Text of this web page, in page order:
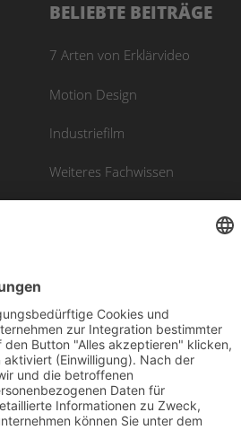
BELIEBTE BEITRÄGE
7 Arten von Erklärvideo
Motion Design
Industriefilm
Weiteres Fachwissen
Luftaufnahmen
E-Learning
Videomarketing